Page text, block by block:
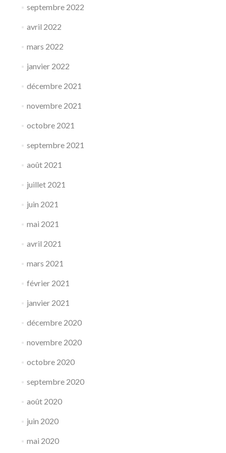
septembre 2022
avril 2022
mars 2022
janvier 2022
décembre 2021
novembre 2021
octobre 2021
septembre 2021
août 2021
juillet 2021
juin 2021
mai 2021
avril 2021
mars 2021
février 2021
janvier 2021
décembre 2020
novembre 2020
octobre 2020
septembre 2020
août 2020
juin 2020
mai 2020